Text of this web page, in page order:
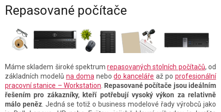
Repasované počítače
Máme skladem široké spektrumrepasovaných stolních počítačů, od
základních modelů na doma nebodo kanceláře až poprofesionální
pracovní stanice – Workstation Repasované počítače jsou ideálním
řešením pro zákazníky, kteří potřebují vysoký výkon za relativně
málo peněz . Jedná se totiž o business modelové řady výrobců jako